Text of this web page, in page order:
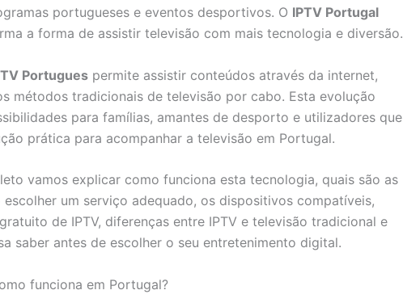
portugueses e eventos desportivos. O IPTV Portugal
a forma de assistir televisão com mais tecnologia e diversão.
Portugues permite assistir conteúdos através da internet,
métodos tradicionais de televisão por cabo. Esta evolução
para famílias, amantes de desporto e utilizadores que
prática para acompanhar a televisão em Portugal.
vamos explicar como funciona esta tecnologia, quais são as
escolher um serviço adequado, os dispositivos compatíveis,
de IPTV, diferenças entre IPTV e televisão tradicional e
saber antes de escolher o seu entretenimento digital.
funciona em Portugal?